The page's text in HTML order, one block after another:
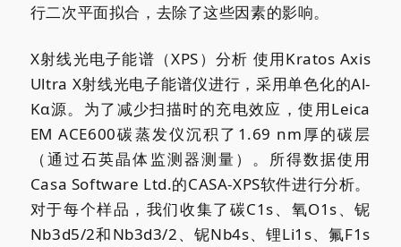
行二次平面拟合，去除了这些因素的影响。
X射线光电子能谱（XPS）分析 使用Kratos Axis
Ultra X射线光电子能谱仪进行，采用单色化的Al-
Kα源。为了减少扫描时的充电效应，使用Leica
EM ACE600碳蒸发仪沉积了1.69 nm厚的碳层
（通过石英晶体监测器测量）。所得数据使用
Casa Software Ltd.的CASA-XPS软件进行分析。
对于每个样品，我们收集了碳C1s、氧O1s、铌
Nb3d5/2和Nb3d3/2、铌Nb4s、锂Li1s、氟F1s